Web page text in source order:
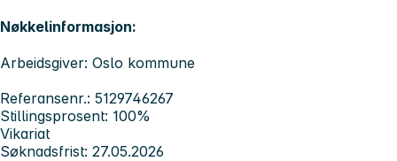
Nøkkelinformasjon:
Arbeidsgiver: Oslo kommune
Referansenr.: 5129746267
Stillingsprosent: 100%
Vikariat
Søknadsfrist: 27.05.2026